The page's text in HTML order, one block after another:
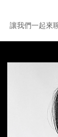
讓我們一起來